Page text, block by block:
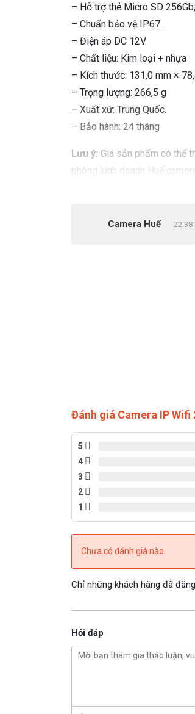
– Hỗ trợ thẻ Micro SD
– Chuẩn bảo vệ IP67.
– Điện áp DC 12V.
– Chất liệu: Kim loại + nhựa
– Kích thước: 131,0 mm ×
– Trọng lượng: 266,5 g
– Xuất xứ: Trung Quốc.
– Bảo hành: 24 tháng
Lưu ý: Giá sản phẩm có thể
phòng kinh doanh Huế
Camera Huế 22:38
Đánh giá Camera IP Wifi
5
4
3
2
1
Chưa có đánh giá nào.
Chỉ những khách hàng đã
Hỏi đáp